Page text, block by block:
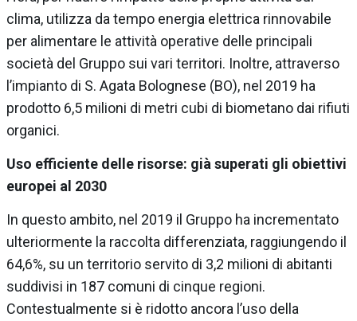
clima, utilizza da tempo energia elettrica rinnovabile
per alimentare le attività operative delle principali
società del Gruppo sui vari territori. Inoltre, attraverso
l’impianto di S. Agata Bolognese (BO), nel 2019 ha
prodotto 6,5 milioni di metri cubi di biometano dai rifiuti
organici.
Uso efficiente delle risorse: già superati gli obiettivi
europei al 2030
In questo ambito, nel 2019 il Gruppo ha incrementato
ulteriormente la raccolta differenziata, raggiungendo il
64,6%, su un territorio servito di 3,2 milioni di abitanti
suddivisi in 187 comuni di cinque regioni.
Contestualmente si è ridotto ancora l’uso della